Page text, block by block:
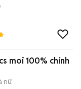
moi 100% chính
nữ